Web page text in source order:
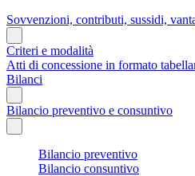
Sovvenzioni, contributi, sussidi,
Criteri e modalità
Atti di concessione in formato
Bilanci
Bilancio preventivo e consuntivo
Bilancio preventivo
Bilancio consuntivo